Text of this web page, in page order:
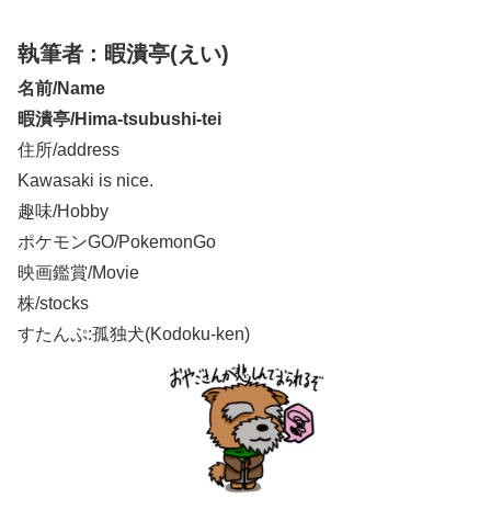
執筆者 : 暇潰亭(えい)
名前/Name
暇潰亭/Hima-tsubushi-tei
住所/address
Kawasaki is nice.
趣味/Hobby
ポケモンGO/PokemonGo
映画鑑賞/Movie
株/stocks
すたんぷ:孤独犬(Kodoku-ken)